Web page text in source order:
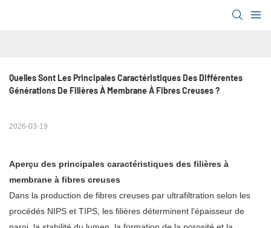
Quelles Sont Les Principales Caractéristiques Des Différentes
Générations De Filières À Membrane À Fibres Creuses ?
2026-03-19
Aperçu des principales caractéristiques des filières à
membrane à fibres creuses
Dans la production de fibres creuses par ultrafiltration selon les
procédés NIPS et TIPS, les filières déterminent l'épaisseur de